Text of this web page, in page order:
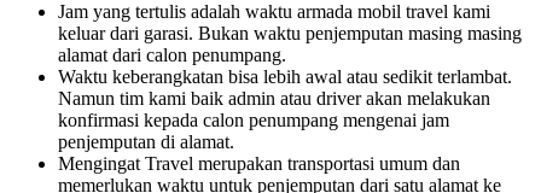
Jam yang tertulis adalah waktu armada mobil travel kami
keluar dari garasi. Bukan waktu penjemputan masing masing
alamat dari calon penumpang.
Waktu keberangkatan bisa lebih awal atau sedikit terlambat.
Namun tim kami baik admin atau driver akan melakukan
konfirmasi kepada calon penumpang mengenai jam
penjemputan di alamat.
Mengingat Travel merupakan transportasi umum dan
memerlukan waktu untuk penjemputan dari satu alamat ke